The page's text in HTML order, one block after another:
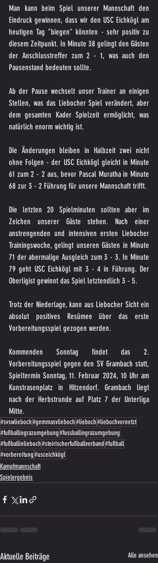
Man kann beim Spiel unserer Mannschaft den
Eindruck gewinnen, dass wir den USC Eichkögl am
heutigen Tag "biegen" könnten - sehr positiv zu
diesem Zeitpunkt. In Minute 38 gelingt den Gästen
der Anschlusstreffer zum 2 - 1, was auch den
Pausenstand bedeuten sollte.
Ab der Pause wechselt unser Trainer an einigen
Stellen, was das Liebocher Spiel verändert, aber
dem gesamten Kader Spielzeit ermöglicht, was
natürlich enorm wichtig ist.
Die Änderungen bleiben in Halbzeit zwei nicht
ohne Folgen - der USC Eichkögl gleicht in Minute
61 zum 2 - 2 aus, bevor Pascal Muratha in Minute
68 zur 3 - 2 Führung für unsere Mannschaft trifft.
Die letzten 20 Spielminuten sollten aber im
Zeichen unserer Gäste stehen. Nach einer
anstrengenden und intensiven ersten Liebocher
Trainingswoche, gelingt unseren Gästen in Minute
71 der abermalige Ausgleich zum 3 - 3. In Minute
79 geht USC Eichkögl mit 3 - 4 in Führung. Der
Oberligist gewinnt das Spiel letztendlich 3 - 5.
Trotz der Niederlage, kann aus Liebocher Sicht ein
absolut positives Resümee über das erste
Vorbereitungsspiel gezogen werden.
Kommenden Sonntag findet das 2.
Vorbereitungsspiel gegen den SV Grambach statt,
Spieltermin Sonntag, 11. Februar 2024, 10 Uhr am
Kunstrasenplatz in Hitzendorf. Grambach liegt
nach der Herbstrunde auf Platz 7 der Unterliga
Mitte.
#svswlieboch#gemmasvlieboch#lieboch#liebochvernetzt
#fußballingrazumgebung#fussballingrazumgebung
#fußballinlieboch#steirischerfußballverband#fußball
#vorbereitung#usceichkögl
Kampfmannschaft
Spielergebnis
Aktuelle Beiträge Alle ansehen